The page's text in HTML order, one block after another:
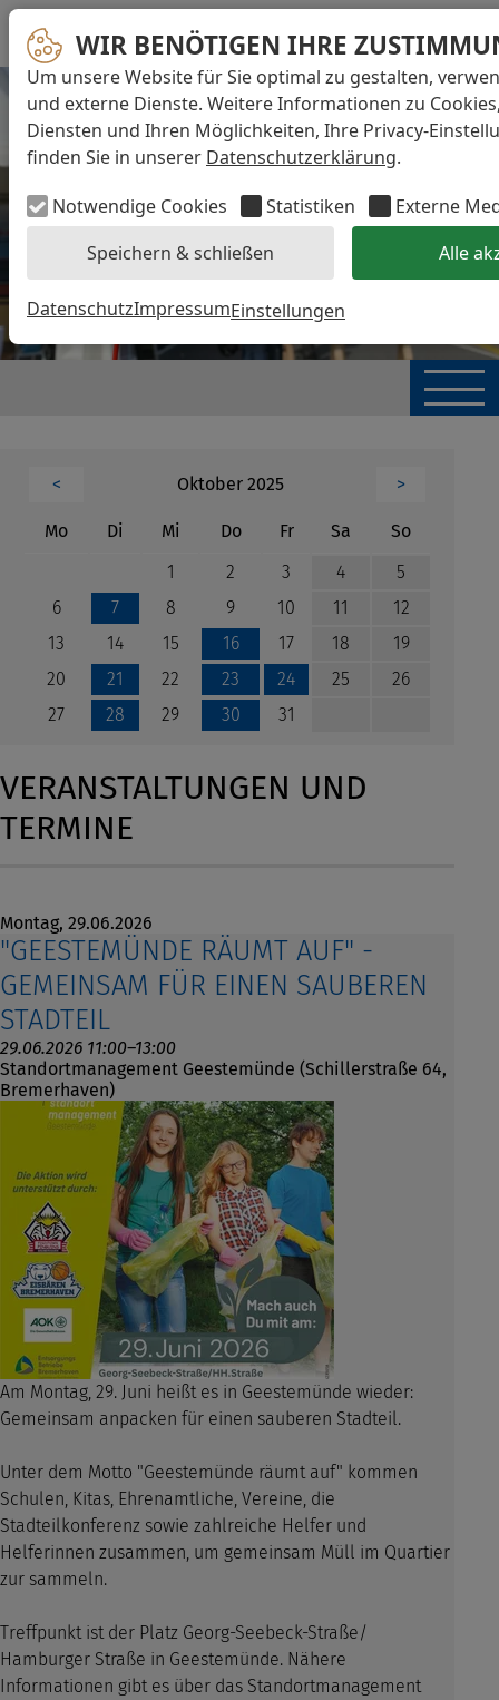
WIR BENÖTIGEN IHRE
Um unsere Website für Sie optimal zu gestalten,
und externe Dienste. Weitere Informationen zu
Diensten und Ihren Möglichkeiten, Ihre Privacy-
finden Sie in unserer Datenschutzerklärung.
Notwendige Cookies
Statistiken
Externe
Speichern & schließen
Alle
DatenschutzImpressumEinstellungen
< Oktober 2025 >
Montag Di enstag
Mi ttwochDonnerstag
FreitagSa mstagSonntag
1
2 3 4
5
6
7 8 9 10 11
12
13
14 15 16 17 18
19
20
21 22 23 24 25
26
27
28 29 30 31
VERANSTALTUNGEN UND
TERMINE
Montag, 29.06.2026
"GEESTEMÜNDE RÄUMT AUF" -
GEMEINSAM FÜR EINEN SAUBEREN
STADTEIL
29.06.2026 11:00–13:00
Standortmanagement Geestemünde (Schillerstraße 64,
Bremerhaven)
Am Montag, 29. Juni heißt es in Geestemünde wieder:
Gemeinsam anpacken für einen sauberen Stadteil.
Unter dem Motto "Geestemünde räumt auf" kommen
Schulen, Kitas, Ehrenamtliche, Vereine, die
Stadteilkonferenz sowie zahlreiche Helfer und
Helferinnen zusammen, um gemeinsam Müll im Quartier
zur sammeln.
Treffpunkt ist der Platz Georg-Seebeck-Straße/
Hamburger Straße in Geestemünde. Nähere
Informationen gibt es über das Standortmanagement